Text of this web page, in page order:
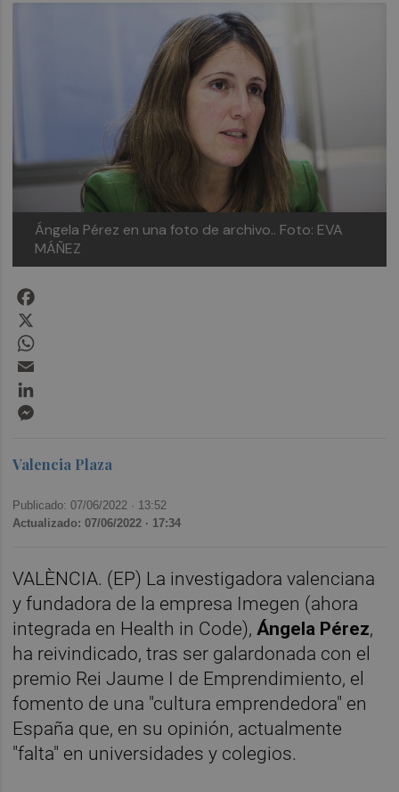
Ángela Pérez en una foto de archivo.. Foto: EVA
MÁÑEZ
Valencia Plaza
Publicado: 07/06/2022 · 13:52
Actualizado: 07/06/2022 · 17:34
VALÈNCIA. (EP) La investigadora valenciana
y fundadora de la empresa Imegen (ahora
integrada en Health in Code), Ángela Pérez,
ha reivindicado, tras ser galardonada con el
premio Rei Jaume I de Emprendimiento, el
fomento de una "cultura emprendedora" en
España que, en su opinión, actualmente
"falta" en universidades y colegios.